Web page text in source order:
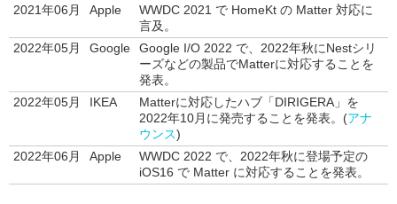
2021年06月
Apple
WWDC 2021 で HomeKt の Matter 対応に
言及。
2022年05月
Google
Google I/O 2022 で、2022年秋にNestシリ
ーズなどの製品でMatterに対応することを
発表。
2022年05月
IKEA
Matterに対応したハブ「DIRIGERA」を
2022年10月に発売することを発表。(アナ
ウンス)
2022年06月
Apple
WWDC 2022 で、2022年秋に登場予定の
iOS16 で Matter に対応することを発表。